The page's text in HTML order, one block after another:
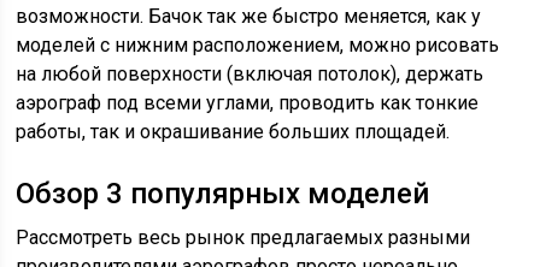
возможности. Бачок так же быстро меняется, как у
моделей с нижним расположением, можно рисовать
на любой поверхности (включая потолок), держать
аэрограф под всеми углами, проводить как тонкие
работы, так и окрашивание больших площадей.
Обзор 3 популярных моделей
Рассмотреть весь рынок предлагаемых разными